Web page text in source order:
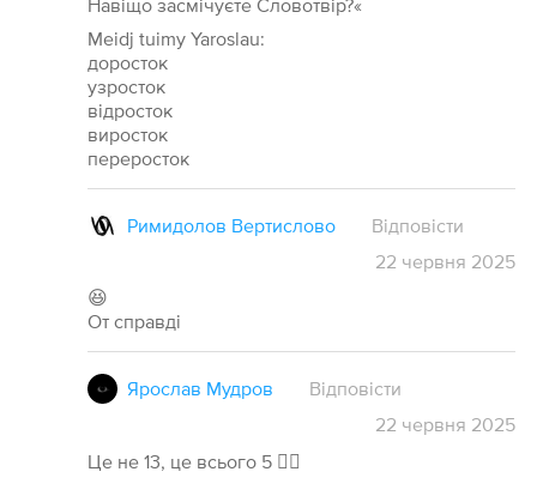
Навіщо засмічуєте Словотвір?«
Meidj tuimy Yaroslau:
доросток
узросток
відросток
виросток
переросток
Римидолов Вертислово
Відповісти
22 червня 2025
😆
От справді
Ярослав Мудров
Відповісти
22 червня 2025
Це не 13, це всього 5 🤷‍♂️